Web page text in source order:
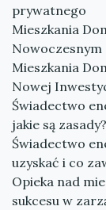
prywatnego
Mieszkania
Nowoczesnym
Mieszkania
Nowej
Świadectwo
jakie są zasady?
Świadectwo
uzyskać i co
Opieka nad
sukcesu w